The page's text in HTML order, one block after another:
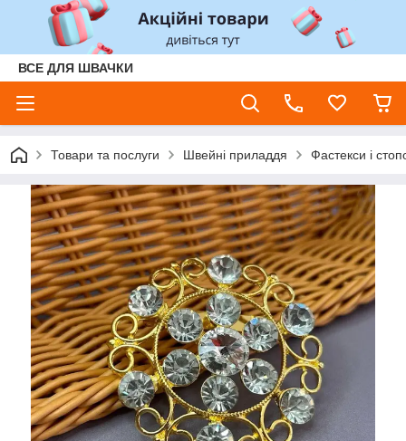
ВСЕ ДЛЯ ШВАЧКИ
Товари та послуги Швейні приладдя Фастекси і